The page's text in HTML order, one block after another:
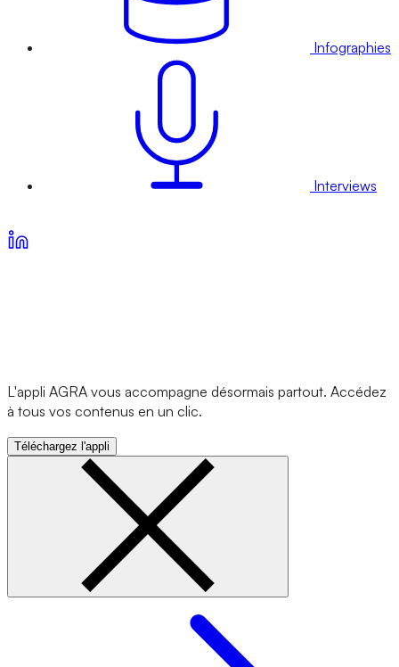
Infographies
Interviews
L'appli AGRA vous accompagne désormais partout. Accédez
à tous vos contenus en un clic.
Téléchargez l'appli